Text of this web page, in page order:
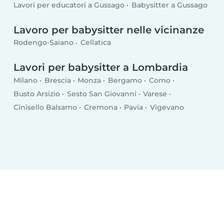
Lavori per educatori a Gussago
Babysitter a Gussago
Lavoro per babysitter nelle vicinanze
Rodengo-Saiano Cellatica
Lavori per babysitter a Lombardia
Milano Brescia Monza Bergamo
Como
Busto Arsizio
Sesto San Giovanni
Varese
Cinisello Balsamo
Cremona Pavia Vigevano